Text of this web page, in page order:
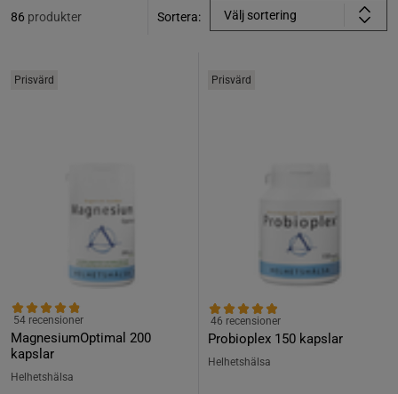
86 produkter Sortera: Välj sortering
Prisvärd
MagnesiumOptimal 200
kapslar
54 recensioner
Helhetshälsa
Prisvärd
Probioplex 150 kapslar
46 recensioner
Helhetshälsa